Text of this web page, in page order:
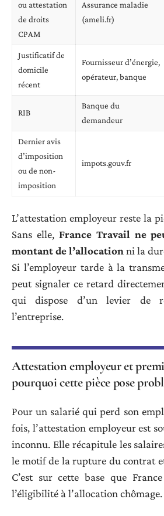
ou attestation
de droits
CPAM
Assurance maladie
(ameli.fr)
Justificatif de
domicile
récent
Fournisseur d’énergie,
opérateur, banque
RIB
Banque du
demandeur
Dernier avis
d’imposition
ou de non-
imposition
impots.gouv.fr
L’attestation employeur reste la
Sans elle, France Travail ne
montant de l’allocation ni la
Si l’employeur tarde à la
peut signaler ce retard
qui dispose d’un levier de
l’entreprise.
Attestation employeur et
pourquoi cette pièce pose
Pour un salarié qui perd son
fois, l’attestation employeur est
inconnu. Elle récapitule les
le motif de la rupture du contrat
C’est sur cette base que
l’éligibilité à l’allocation chômage.